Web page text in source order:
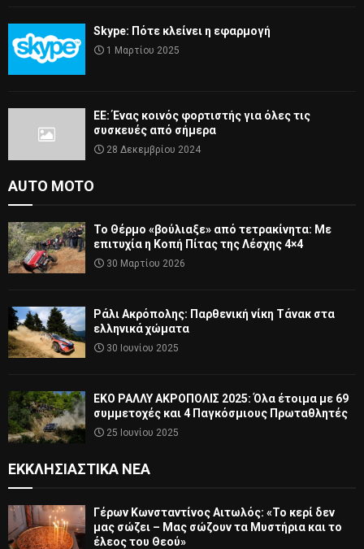
Skype: Πότε κλείνει η εφαρμογή
1 Μαρτίου 2025
ΕΕ: Ένας κοινός φορτιστής για όλες τις
συσκευές από σήμερα
28 Δεκεμβρίου 2024
AUTO MOTO
Το Θέρμο «βούλιαξε» από τετρακίνητα: Με
επιτυχία η Κοπή Πίτας της Λέσχης 4×4
30 Μαρτίου 2026
Ράλι Ακρόπολης: Παρθενική νίκη Τάνακ στα
ελληνικά χώματα
30 Ιουνίου 2025
ΕΚΟ ΡΑΛΛΥ ΑΚΡΟΠΟΛΙΣ 2025: Όλα έτοιμα με 69
συμμετοχές και 4 Παγκόσμιους Πρωταθλητές
25 Ιουνίου 2025
ΕΚΚΛΗΣΙΑΣΤΙΚΆ ΝΈΑ
Γέρων Κωνσταντίνος Αιτωλός: «Το κερί δεν
μας σώζει – Μας σώζουν τα Μυστήρια και το
έλεος του Θεού»